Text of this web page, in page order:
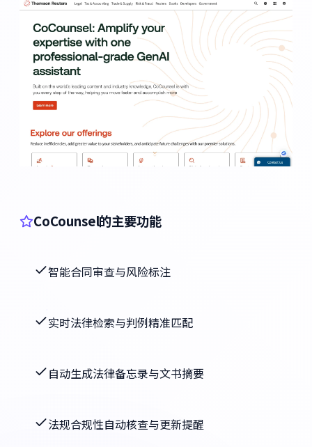
CoCounsel的主要功能
智能合同审查与风险标注
实时法律检索与判例精准匹配
自动生成法律备忘录与文书摘要
法规合规性自动核查与更新提醒